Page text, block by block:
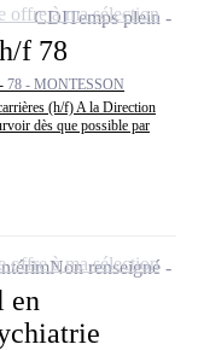
f 78
78 - MONTESSON
(h/f) A la Direction
dès que possible par
CDITemps plein
offre à ma sélection
en
Non renseigné
offre à ma sélection